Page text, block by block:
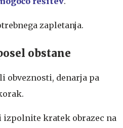
zapletanja.
obstane
obveznosti, denarja pa
izpolnite kratek obrazec na